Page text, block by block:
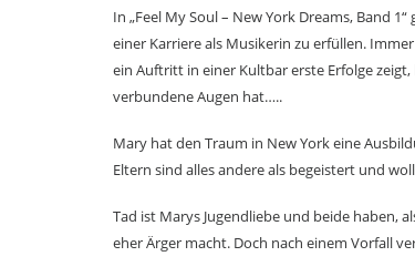
In „Feel My Soul – New York Dreams, Band
einer Karriere als Musikerin zu erfüllen.
ein Auftritt in einer Kultbar erste Erfolge
verbundene Augen hat…..
Mary hat den Traum in New York eine
Eltern sind alles andere als begeistert und
Tad ist Marys Jugendliebe und beide haben,
eher Ärger macht. Doch nach einem Vorfall